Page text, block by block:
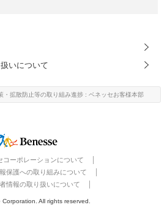
いについて
・ 拡散防止等の取り組み進捗 : ベネッセお客様本部
コーポレーションについて
保護への取り組みについて
情報の取り扱いについて
All rights reserved.